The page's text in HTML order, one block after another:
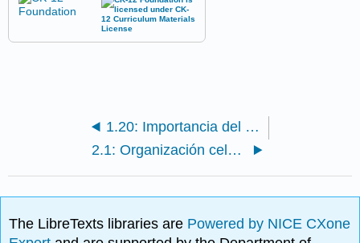
1.20: Importancia del Carbono
2.1: Organización celular
The LibreTexts libraries are Powered by NICE CXone